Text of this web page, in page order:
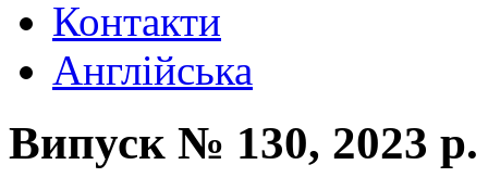
Контакти
Англійська
Випуск № 130, 2023 р.